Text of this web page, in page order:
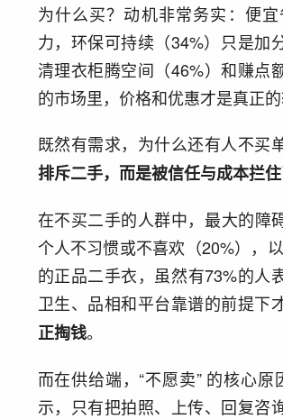
为什么买？动机非常务实：便
力，环保可持续（34%）只是加
清理衣柜腾空间（46%）和赚点
的市场里，价格和优惠才是真正的
既然有需求，为什么还有人不买
排斥二手，而是被信任与成本拦
在不买二手的人群中，最大的障
个人不习惯或不喜欢（20%），
的正品二手衣，虽然有73%的人
卫生、品相和平台靠谱的前提下
正掏钱。
而在供给端，“不愿卖” 的核心
示，只有把拍照、上传、回复咨